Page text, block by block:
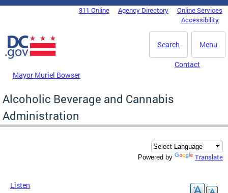
Skip to main content
DC Agency Top Menu311 Online Agency Directory
Online Services
Accessibility
Menu
Search
Mayor Muriel Bowser
Contact
Alcoholic Beverage and Cannabis
Administration
Powered by Translate
Listen